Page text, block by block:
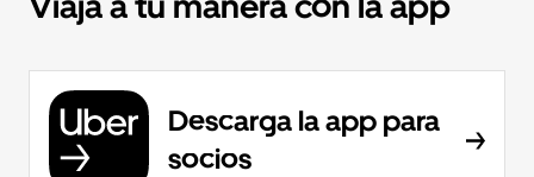
Descarga la app para
socios